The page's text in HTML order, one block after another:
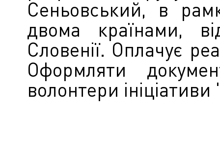
Сеньовський, в
двома країнами,
Словенії. Оплачує
Оформляти
волонтери